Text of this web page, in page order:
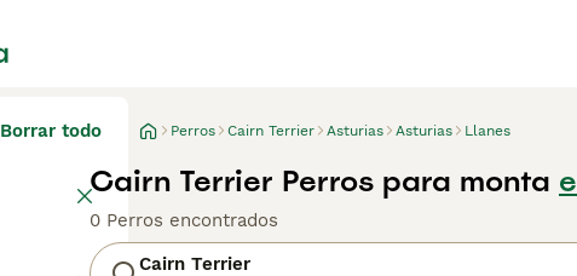
Borrar todo Perros Cairn Terrier Asturias Asturias Llanes
Cairn Terrier Perros para monta
0 Perros encontrados
Cairn Terrier